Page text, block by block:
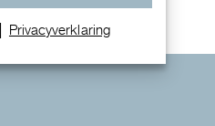
Privacyverklaring